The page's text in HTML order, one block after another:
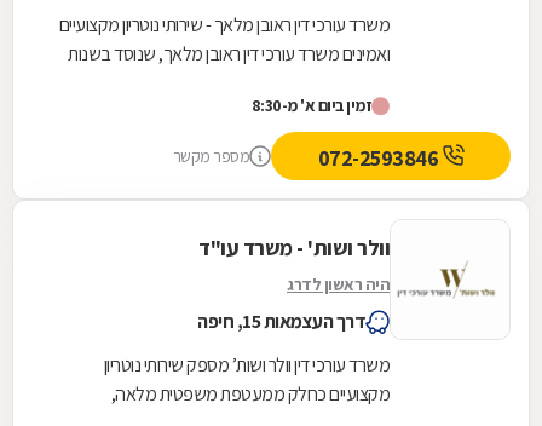
משרד עורכי דין ראובן מלאך - שירותי נוטריון מקצועיים
ואמינים משרד עורכי דין ראובן מלאך, שנוסד בשנות
זמין ביום א' מ-8:30
מספר מקשר
וולר ושות' - משרד עו"ד
היה ראשון לדרג
דרך העצמאות 15, חיפה
משרד עורכי דין וולר ושות’ מספק שירותי נוטריון
מקצועיים כחלק ממעטפת משפטית מלאה,